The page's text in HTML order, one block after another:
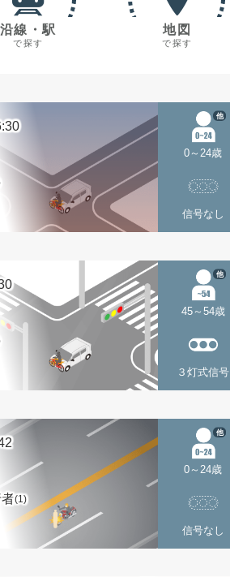
沿線・駅
で探す
地図
で探す
0～24歳
他
信号なし
45～54歳
他
３灯式信号
(1)
0～24歳
他
信号なし